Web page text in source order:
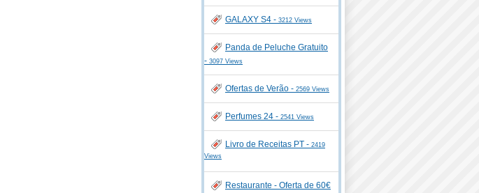
GALAXY S4 - 3212 Views
Panda de Peluche Gratuito
- 3097 Views
Ofertas de Verão - 2569 Views
Perfumes 24 - 2541 Views
Livro de Receitas PT - 2419
Views
Restaurante - Oferta de 60€